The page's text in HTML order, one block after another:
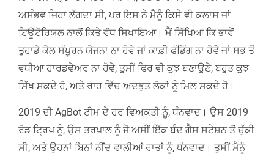
ਅਸੰਭਵ ਜਿਹਾ ਲੱਗਦਾ ਸੀ, ਪਰ ਇਸ ਨੇ ਮੈਨੂੰ ਕਿਸੇ ਵੀ ਕਲਾਸ ਜਾਂ
ਟਿਊਟੋਰਿਯਲ ਨਾਲੋਂ ਕਿਤੇ ਵੱਧ ਸਿਖਾਇਆ। ਮੈਂ ਸਿੱਖਿਆ ਕਿ ਭਾਵੇਂ
ਤੁਹਾਡੇ ਕੋਲ ਸੰਪੂਰਨ ਯੋਜਨਾ ਨਾ ਹੋਵੇ ਜਾਂ ਕਾਫ਼ੀ ਫੰਡਿੰਗ ਨਾ ਹੋਵੇ ਜਾਂ ਸਭ ਤੋਂ
ਵਧੀਆ ਹਾਰਡਵੇਅਰ ਨਾ ਹੋਵੇ, ਤੁਸੀਂ ਫਿਰ ਵੀ ਕੁਝ ਬਣਾਉਣੇ, ਬਹੁਤ ਕੁਝ
ਸਿੱਖ ਸਕਦੇ ਹੋ, ਅਤੇ ਰਾਹ ਵਿੱਚ ਅਦਭੁਤ ਲੋਕਾਂ ਨੂੰ ਮਿਲ ਸਕਦੇ ਹੋ।
2019 ਦੀ AgBot ਟੀਮ ਦੇ ਹਰ ਵਿਅਕਤੀ ਨੂੰ, ਧੰਨਵਾਦ। ਉਸ 2019
ਰੋਡ ਟ੍ਰਿਪ ਨੂੰ, ਉਸ ਤਰਪਾਲ ਨੂੰ ਜੋ ਅਸੀਂ ਇੱਕ ਬੰਦ ਗੈਸ ਸਟੇਸ਼ਨ ਤੋਂ ਚੁੱਕੀ
ਸੀ, ਅਤੇ ਉਹਨਾਂ ਬਿਨਾਂ ਨੀਂਦ ਵਾਲੀਆਂ ਰਾਤਾਂ ਨੂੰ, ਧੰਨਵਾਦ। ਤੁਸੀਂ ਮੈਨੂੰ